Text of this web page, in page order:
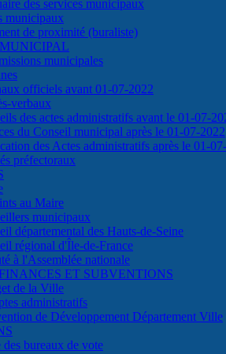
des services municipaux
municipaux
de proximité (buraliste)
municipales
officiels avant 01-07-2022
verbaux
des actes administratifs avant le 01-07-
du Conseil municipal après le 01-07-2022
des Actes administratifs après le 01-
préfectoraux
au Maire
municipaux
départemental des Hauts-de-Seine
régional d'Île-de-France
à l'Assemblée nationale
ET SUBVENTIONS
de la Ville
administratifs
de Développement Département Ville
des bureaux de vote